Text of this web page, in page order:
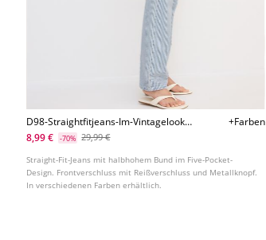
D98-Straightfitjeans-Im-Vintagelook-
L01499499
+Farben
8,99 €
-70% 29,99 €
Straight-Fit-Jeans mit halbhohem Bund im Five-Pocket-
Design. Frontverschluss mit Reißverschluss und Metallknopf.
In verschiedenen Farben erhältlich.